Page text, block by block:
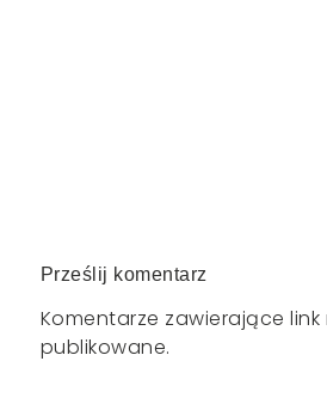
Prześlij komentarz
Komentarze zawierające
publikowane.